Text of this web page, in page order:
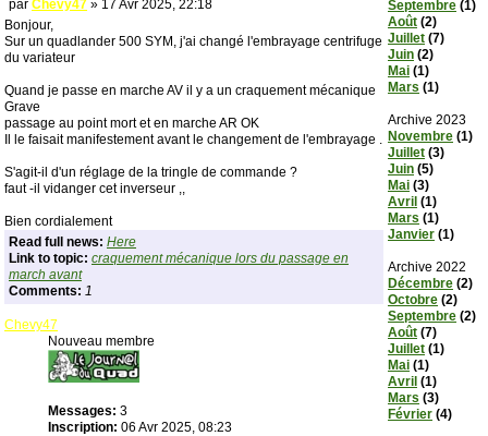
Septembre (1)
Août (2)
Juillet (7)
Juin (2)
Mai (1)
Mars (1)
Archive 2023
Novembre (1)
Juillet (3)
Juin (5)
Mai (3)
Avril (1)
Mars (1)
Janvier (1)
Archive 2022
Décembre (2)
Octobre (2)
Septembre (2)
Août (7)
Juillet (1)
Mai (1)
Avril (1)
Mars (3)
Février (4)
par Chevy47 » 17 Avr 2025, 22:18
Bonjour,
Sur un quadlander 500 SYM, j'ai changé l'embrayage centrifuge
du variateur
Quand je passe en marche AV il y a un craquement mécanique
Grave
passage au point mort et en marche AR OK
Il le faisait manifestement avant le changement de l'embrayage .
S'agit-il d'un réglage de la tringle de commande ?
faut -il vidanger cet inverseur ,,
Bien cordialement
Read full news: Here
Link to topic: craquement mécanique lors du passage en
march avant
Comments: 1
Chevy47
Nouveau membre
Messages: 3
Inscription: 06 Avr 2025, 08:23